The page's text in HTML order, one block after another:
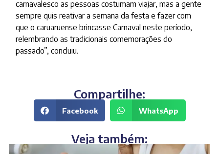
carnavalesco as pessoas costumam viajar, mas a gente
sempre quis reativar a semana da festa e fazer com
que o caruaruense brincasse Carnaval neste período,
relembrando as tradicionais comemorações do
passado”, concluiu.
Compartilhe:
Facebook WhatsApp
Veja também: